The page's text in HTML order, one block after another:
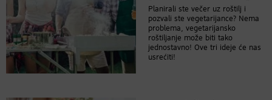
Planirali ste večer uz roštilj i
pozvali ste vegetarijance? Nema
problema, vegetarijansko
roštiljanje može biti tako
jednostavno! Ove tri ideje će nas
usrećiti!